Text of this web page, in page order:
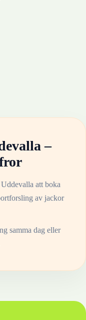
–
Uddevalla att boka
av jackor
samma dag eller